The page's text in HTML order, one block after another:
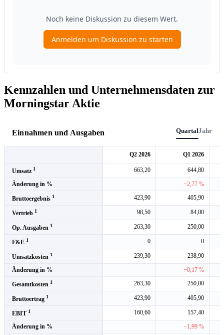
Kennzahlen und Unternehmensdaten zur
Morningstar Aktie
Einnahmen und Ausgaben QuartalJahr
Q2 2026 Q1 2026
Umsatz 1 663,20
644,80
Änderung in %
−2,77 %
Bruttoergebnis 1 423,90 405,90
Vertrieb 1 98,50 84,00
Op. Ausgaben 1 263,30 250,00
F&E 1 0 0
Umsatzkosten 1 239,30
238,90
Änderung in %
−0,17 %
Gesamtkosten 1 263,30 250,00
Bruttoertrag 1 423,90 405,90
EBIT 1 160,60
157,40
Änderung in %
−1,99 %